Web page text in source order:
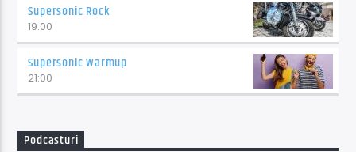
Supersonic Rock
19:00
Supersonic Warmup
21:00
Podcasturi